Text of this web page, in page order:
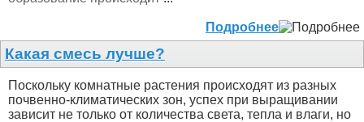
Подробнее
Какая смесь лучше?
Поскольку комнатные растения происходят из разных
почвенно-климатических зон, успех при выращивании
зависит не только от количества света, тепла и влаги, но